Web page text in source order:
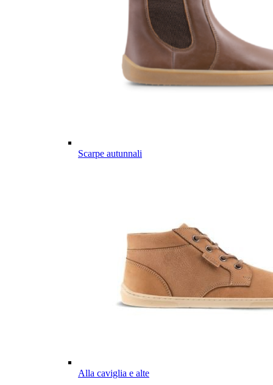
Scarpe autunnali
Alla caviglia e alte